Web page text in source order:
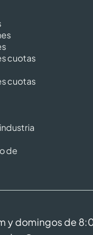
cuotas
cuotas
de
y domingos de